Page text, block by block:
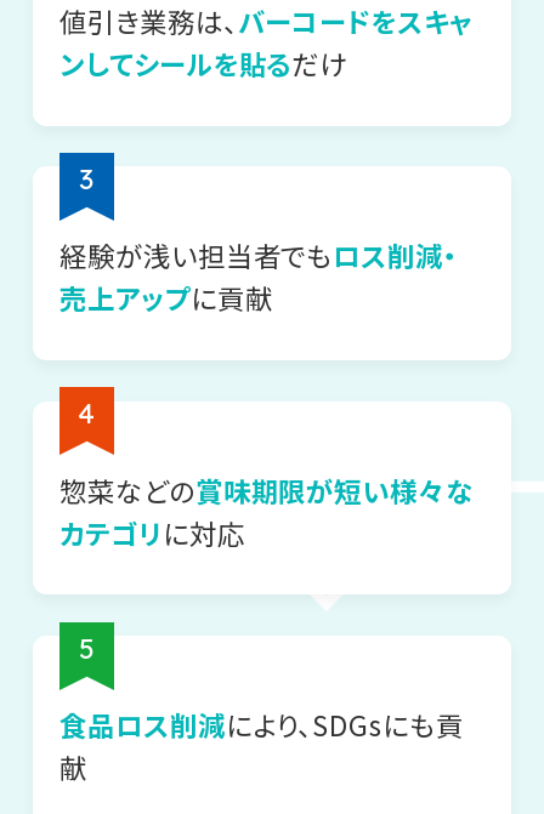
値引き業務は、バーコードをスキャ
ンしてシールを貼るだけ
経験が浅い担当者でもロス削減・
売上アップに貢献
惣菜などの賞味期限が短い様々な
カテゴリに対応
食品ロス削減により、SDGsにも貢
献